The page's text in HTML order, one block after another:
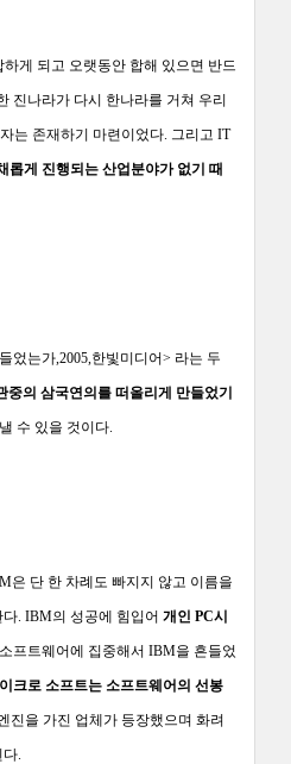
게 되고 오랫동안 합해 있으면 반드
진나라가 다시 한나라를 거쳐 우리
는 존재하기 마련이었다. 그리고 IT
게 진행되는 산업분야가 없기 때
었는가,2005,한빛미디어> 라는 두
의 삼국연의를 떠올리게 만들었기
수 있을 것이다.
은 단 한 차례도 빠지지 않고 이름을
. IBM의 성공에 힘입어 개인 PC시
프트웨어에 집중해서 IBM을 흔들었
크로 소프트는 소프트웨어의 선봉
진을 가진 업체가 등장했으며 화려
.